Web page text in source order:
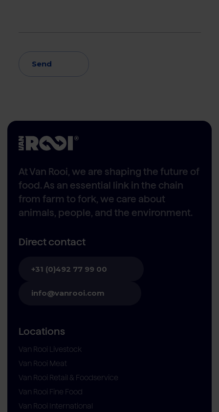
Send
At Van Rooi, we are shaping the future of
food. As an essential link in the chain
from farm to fork, we care about
animals, people, and the environment.
Direct contact
+31 (0)492 77 99 00
info@vanrooi.com
Locations
Van Rooi Livestock
Van Rooi Meat
Van Rooi Retail & Foodservice
Van Rooi Fine Food
Van Rooi International